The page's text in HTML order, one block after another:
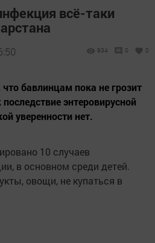
всё-таки
934 0 0
бавлинцам пока не грозит
энтеровирусной
уверенности нет.
10 случаев
в основном среди детей.
овощи, не купаться в